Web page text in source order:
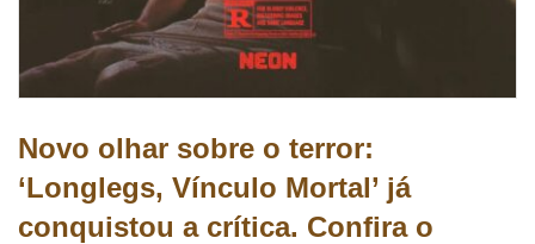
Novo olhar sobre o terror:
‘Longlegs, Vínculo Mortal’ já
conquistou a crítica. Confira o